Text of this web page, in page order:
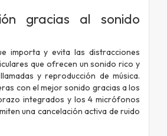
gracias al sonido
importa y evita las distracciones
que ofrecen un sonido rico y
y reproducción de música.
con el mejor sonido gracias a los
integrados y los 4 micrófonos
una cancelación activa de ruido